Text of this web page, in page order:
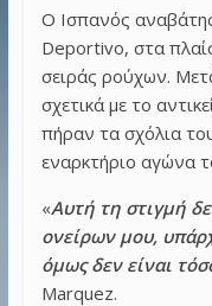
Ο Ισπανός
Deportivo, στα
σειράς ρούχων.
σχετικά με το
πήραν τα σχόλια
εναρκτήριο αγώνα
«Αυτή τη στιγμή
ονείρων μου,
όμως δεν είναι
Marquez.